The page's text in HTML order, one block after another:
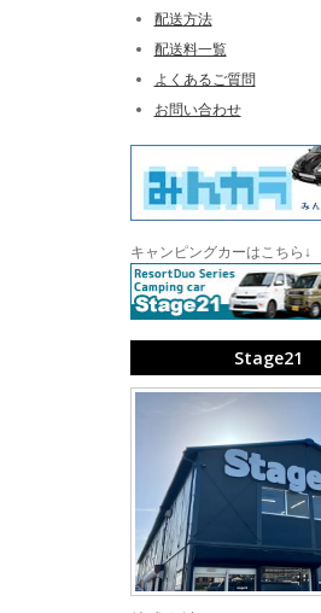
配送方法
配送料一覧
よくあるご質問
お問い合わせ
キャンピングカーはこちら↓
Stage21